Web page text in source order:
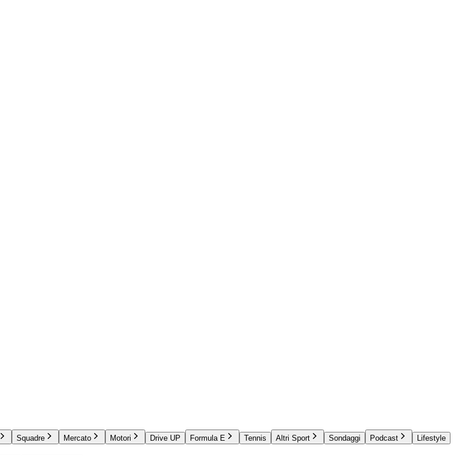
Squadre Mercato Motori Drive UP Formula E Tennis Altri Sport Sondaggi Podcast
Lifestyle